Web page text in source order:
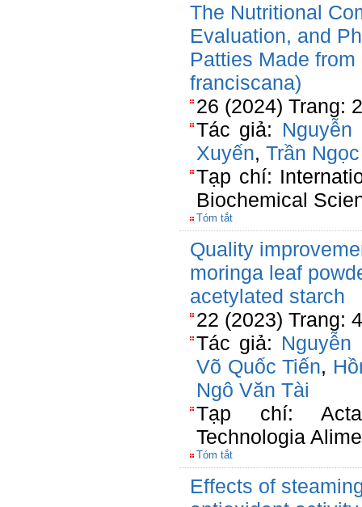
The Nutritional
Evaluation, and
Patties Made
franciscana)
26 (2024) Trang:
Tác giả: Nguyễn
Xuyến, Trần
Tạp chí:
Biochemical
Tóm tắt
Quality
moringa leaf
acetylated starch
22 (2023) Trang:
Tác giả: Nguyễn
Võ Quốc Tiến,
Ngô Văn Tài
Tạp chí: Acta
Technologia
Tóm tắt
Effects of